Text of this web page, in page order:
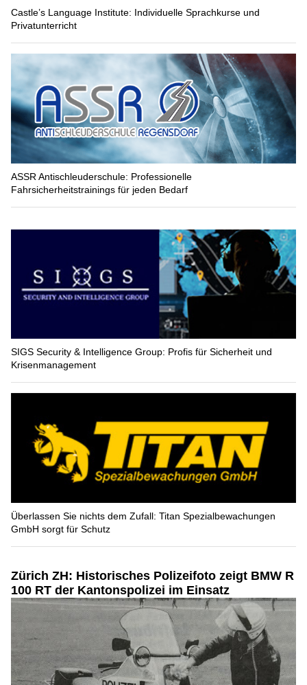
Castle’s Language Institute: Individuelle Sprachkurse und
Privatunterricht
ASSR Antischleuderschule: Professionelle
Fahrsicherheitstrainings für jeden Bedarf
SIGS Security & Intelligence Group: Profis für Sicherheit und
Krisenmanagement
Überlassen Sie nichts dem Zufall: Titan Spezialbewachungen
GmbH sorgt für Schutz
Zürich ZH: Historisches Polizeifoto zeigt BMW R
100 RT der Kantonspolizei im Einsatz